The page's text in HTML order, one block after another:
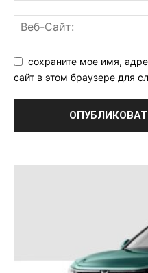
сохраните мое имя,
сайт в этом браузере для